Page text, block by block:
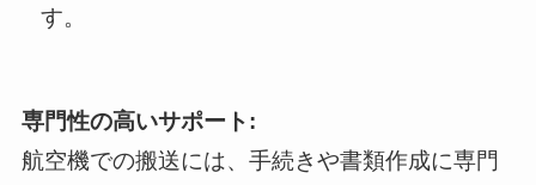
す。
専門性の高いサポート:
航空機での搬送には、手続きや書類作成に専門